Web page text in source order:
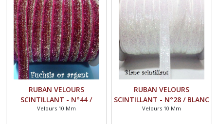
RUBAN VELOURS
SCINTILLANT - N°44 /
FUCHSIA OR ARGENT ** 10
Velours 10 Mm
RUBAN VELOURS
SCINTILLANT - N°28 / BLANC
SCINTILLANT ** 10 mm **
Velours 10 Mm